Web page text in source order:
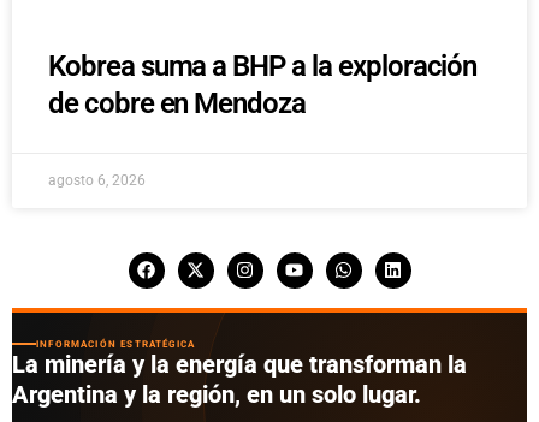
Kobrea suma a BHP a la exploración
de cobre en Mendoza
agosto 6, 2026
INFORMACIÓN ESTRATÉGICA
La minería y la energía que transforman la
Argentina y la región, en un solo lugar.